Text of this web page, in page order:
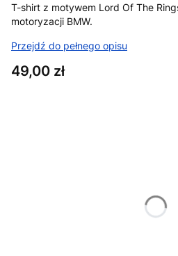
T-shirt z motywem Lord Of The
motoryzacji BMW.
Przejdź do pełnego opisu
Cena
49,00 zł